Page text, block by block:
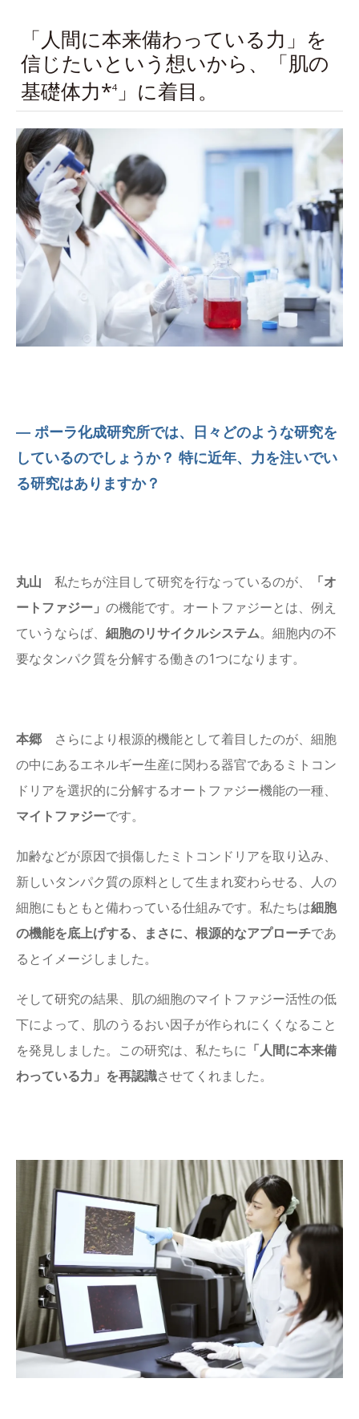
「人間に本来備わっている力」を
信じたいという想いから、「肌の
基礎体力*4」に着目。
― ポーラ化成研究所では、日々どのような研究を
しているのでしょうか？ 特に近年、力を注いでい
る研究はありますか？
丸山 私たちが注目して研究を行なっているのが、
「オ
ートファジー」 の機能です。オートファジーとは、例え
ていうならば、 細胞のリサイクルシステム。細胞内の不
要なタンパク質を分解する働きの1つになります。
本郷 さらにより根源的機能として着目したのが、細胞
の中にあるエネルギー生産に関わる器官であるミトコン
ドリアを選択的に分解するオートファジー機能の一種、
マイトファジーです。
加齢などが原因で損傷したミトコンドリアを取り込み、
新しいタンパク質の原料として生まれ変わらせる、人の
細胞にもともと備わっている仕組みです。 私たちは細胞
の機能を底上げする、まさに、根源的なアプローチであ
るとイメージしました。
そして研究の結果、肌の細胞のマイトファジー活性の低
下によって、肌のうるおい因子が作られにくくなること
を発見しました。この研究は、私たちに 「人間に本来備
わっている力」を再認識させてくれました。